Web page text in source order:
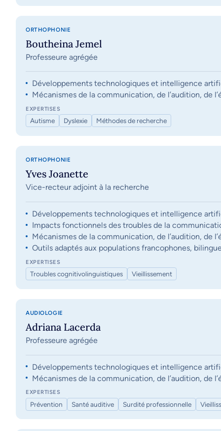
ORTHOPHONIE
Boutheina Jemel
Professeure agrégée
Développements technologiques et intelligence
Mécanismes de la communication, de l’audition, de
EXPERTISES
Autisme Dyslexie Méthodes de recherche
ORTHOPHONIE
Yves Joanette
Vice-recteur adjoint à la recherche
Développements technologiques et intelligence
Impacts fonctionnels des troubles de la
Mécanismes de la communication, de l’audition, de
Outils adaptés aux populations francophones,
EXPERTISES
Troubles cognitivolinguistiques Vieillissement
AUDIOLOGIE
Adriana Lacerda
Professeure agrégée
Développements technologiques et intelligence
Mécanismes de la communication, de l’audition, de
EXPERTISES
Prévention Santé auditive Surdité professionnelle